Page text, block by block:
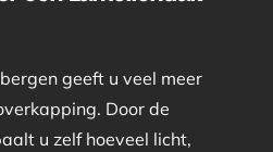
geeft u veel meer
Door de
u zelf hoeveel licht,